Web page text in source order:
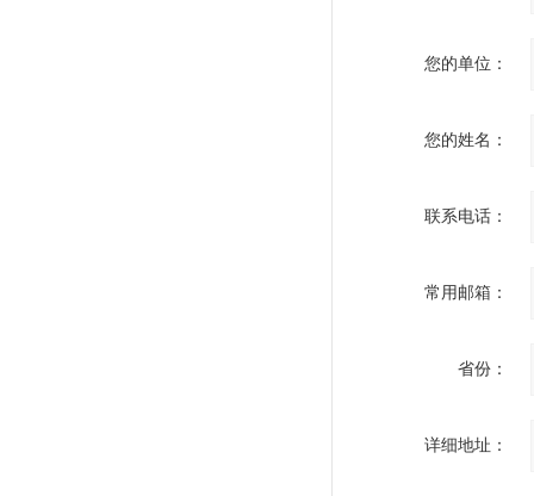
您的单位：
您的姓名：
联系电话：
常用邮箱：
省份：
详细地址：